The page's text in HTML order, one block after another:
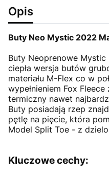
Opis
Buty Neo Mystic 2022
Buty Neoprenowe
ciepła wersja butów
materiału M-Flex co w
wypełnieniem Fox
termiczny nawet
Buty posiadają rzep
pętlę na pięcie, która
Model Split Toe - z
Kluczowe cechy: